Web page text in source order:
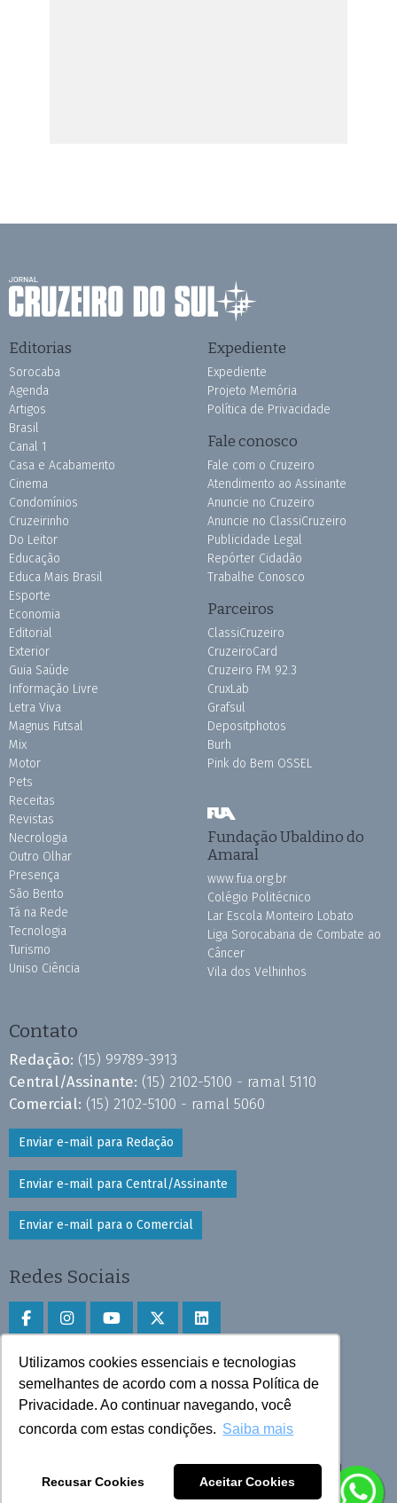
Utilizamos cookies essenciais e tecnologias
semelhantes de acordo com a nossa Política de
Privacidade. Ao continuar navegando, você
concorda com estas condições. Saiba mais
Recusar Cookies Aceitar Cookies
Editorias
Sorocaba
Agenda
Artigos
Brasil
Canal 1
Casa e Acabamento
Cinema
Condomínios
Cruzeirinho
Do Leitor
Educação
Educa Mais Brasil
Esporte
Economia
Editorial
Exterior
Guia Saúde
Informação Livre
Letra Viva
Magnus Futsal
Mix
Motor
Pets
Receitas
Revistas
Necrologia
Outro Olhar
Presença
São Bento
Tá na Rede
Tecnologia
Turismo
Uniso Ciência
Expediente
Expediente
Projeto Memória
Política de Privacidade
Fale conosco
Fale com o Cruzeiro
Atendimento ao Assinante
Anuncie no Cruzeiro
Anuncie no ClassiCruzeiro
Publicidade Legal
Repórter Cidadão
Trabalhe Conosco
Parceiros
ClassiCruzeiro
CruzeiroCard
Cruzeiro FM 92.3
CruxLab
Grafsul
Depositphotos
Burh
Pink do Bem OSSEL
Fundação Ubaldino do
Amaral
www.fua.org.br
Colégio Politécnico
Lar Escola Monteiro Lobato
Liga Sorocabana de Combate ao
Câncer
Vila dos Velhinhos
Contato
Redação: (15) 99789-3913
Central/Assinante: (15) 2102-5100 - ramal 5110
Comercial: (15) 2102-5100 - ramal 5060
Enviar e-mail para Redação
Enviar e-mail para Central/Assinante
Enviar e-mail para o Comercial
Redes Sociais
Faça download do aplicativo
Play Store e App Store
Todos os direitos reservados © 2025 Cruzeiro do Sul